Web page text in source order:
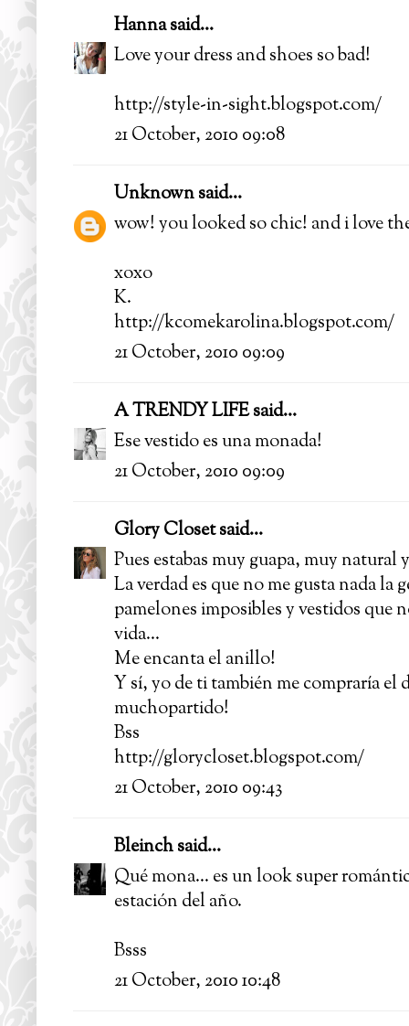
Hannasaid...
Love your dress and shoes so bad!
http://style-in-sight.blogspot.com/
21 October, 2010 09:08
Unknownsaid...
wow! you looked so chic! and i love
xoxo
K.
http://kcomekarolina.blogspot.com/
21 October, 2010 09:09
A TRENDY LIFEsaid...
Ese vestido es una monada!
21 October, 2010 09:09
Glory Closetsaid...
Pues estabas muy guapa, muy natural
La verdad es que no me gusta nada la
pamelones imposibles y vestidos que
vida...
Me encanta el anillo!
Y sí, yo de ti también me compraría el
muchopartido!
Bss
http://glorycloset.blogspot.com/
21 October, 2010 09:43
Bleinchsaid...
Qué mona... es un look super
estación del año.
Bsss
21 October, 2010 10:48